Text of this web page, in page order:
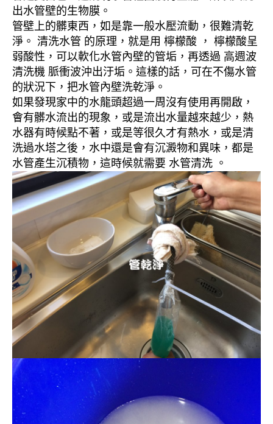
出水管壁的生物膜。
管壁上的髒東西，如是靠一般水壓流動，很難清乾
淨。 清洗水管 的原理，就是用 檸檬酸 ， 檸檬酸呈
弱酸性，可以軟化水管內壁的管垢，再透過 高週波
清洗機 脈衝波沖出汙垢。這樣的話，可在不傷水管
的狀況下，把水管內壁洗乾淨。
如果發現家中的水龍頭超過一周沒有使用再開啟，
會有髒水流出的現象，或是流出水量越來越少，熱
水器有時候點不著，或是等很久才有熱水，或是清
洗過水塔之後，水中還是會有沉澱物和異味，都是
水管產生沉積物，這時候就需要 水管清洗 。